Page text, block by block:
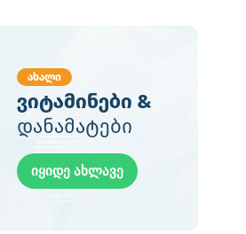
ახალი
ვიტამინები &
დანამატები
იყიდე ახლავე